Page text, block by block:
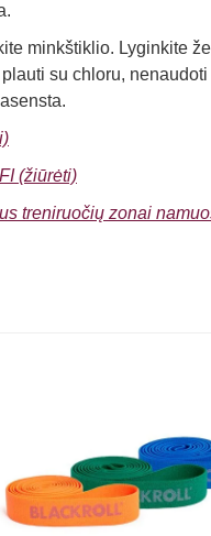
minkštiklio. Lyginkite
su chloru,
(žiūrėti)
treniruočių zonai